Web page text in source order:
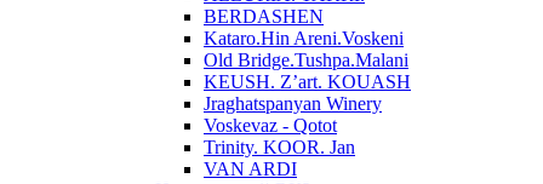
BERDASHEN
Kataro.Hin Areni.Voskeni
Old Bridge.Tushpa.Malani
KEUSH. Z’art. KOUASH
Jraghatspanyan Winery
Voskevaz - Qotot
Trinity. KOOR. Jan
VAN ARDI